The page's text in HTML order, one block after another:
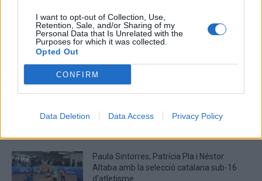
I want to opt-out of Collection, Use,
Retention, Sale, and/or Sharing of my
Personal Data that Is Unrelated with the
Purposes for which it was collected.
Opted Out
CONFIRM
Data Deletion Data Access Privacy Policy
Campredó acull la quarta prova dels
Argilers diumenge 10 de maig amb dos
recorreguts
maig 9, 2026
Paula Sintorres, Patrícia Pla i Néstor
Altaba amb la selecció catalana sub-16
d’atletisme